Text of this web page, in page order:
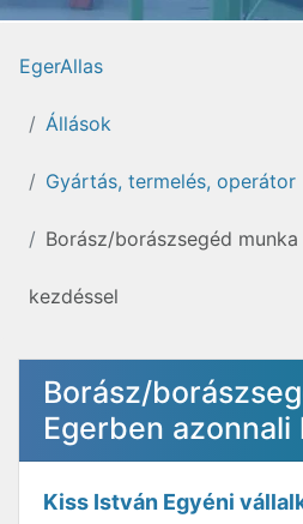
EgerAllas
Állások
Gyártás, termelés, operátor
Borász/borászsegéd
kezdéssel
Borász/
Egerben azonnali
Kiss István Egyéni